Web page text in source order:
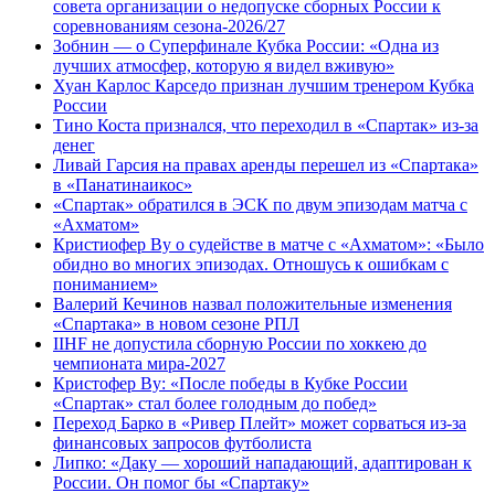
совета организации о недопуске сборных России к
соревнованиям сезона‑2026/27
Зобнин — о Суперфинале Кубка России: «Одна из
лучших атмосфер, которую я видел вживую»
Хуан Карлос Карседо признан лучшим тренером Кубка
России
Тино Коста признался, что переходил в «Спартак» из-за
денег
Ливай Гарсия на правах аренды перешел из «Спартака»
в «Панатинаикос»
«Спартак» обратился в ЭСК по двум эпизодам матча с
«Ахматом»
Кристиофер Ву о судействе в матче с «Ахматом»: «Было
обидно во многих эпизодах. Отношусь к ошибкам с
пониманием»
Валерий Кечинов назвал положительные изменения
«Спартака» в новом сезоне РПЛ
IIHF не допустила сборную России по хоккею до
чемпионата мира‑2027
Кристофер Ву: «После победы в Кубке России
«Спартак» стал более голодным до побед»
Переход Барко в «Ривер Плейт» может сорваться из‑за
финансовых запросов футболиста
Липко: «Даку — хороший нападающий, адаптирован к
России. Он помог бы «Спартаку»